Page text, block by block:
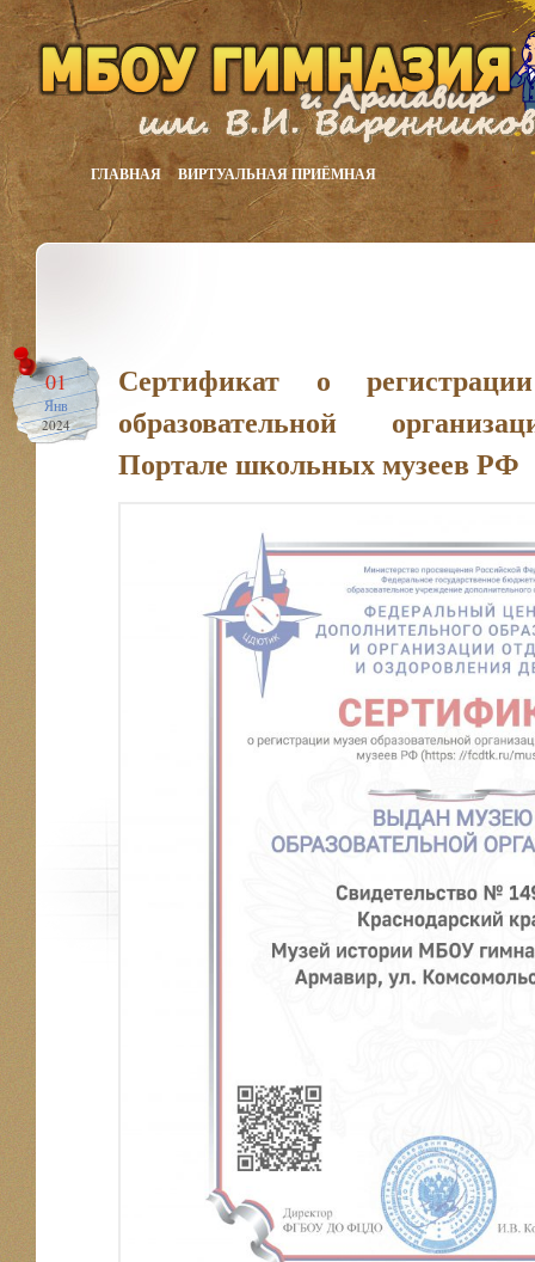
ГЛАВНАЯ ВИРТУАЛЬНАЯ ПРИЁМНАЯ
01
Янв
2024
Сертификат о
образовательной
Портале школьных музеев РФ